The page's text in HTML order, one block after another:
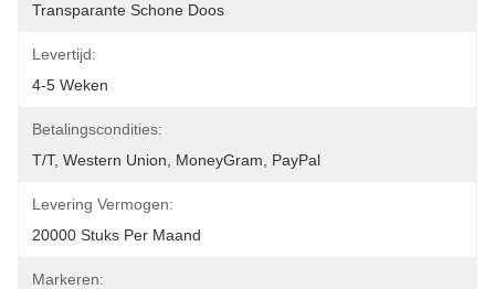
Transparante Schone Doos
Levertijd:
4-5 Weken
Betalingscondities:
T/T, Western Union, MoneyGram, PayPal
Levering Vermogen:
20000 Stuks Per Maand
Markeren: